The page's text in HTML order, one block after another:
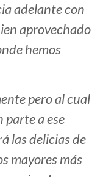
adelante con
aprovechado
hemos
pero al cual
parte a ese
las delicias de
mayores más